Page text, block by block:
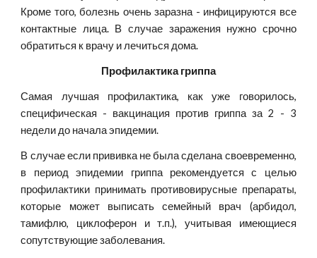
Кроме того, болезнь очень заразна - инфицируются все
контактные лица. В случае заражения нужно срочно
обратиться к врачу и лечиться дома.
Профилактика гриппа
Самая лучшая профилактика, как уже говорилось,
специфическая - вакцинация против гриппа за 2 - 3
недели до начала эпидемии.
В случае если прививка не была сделана своевременно,
в период эпидемии гриппа рекомендуется с целью
профилактики принимать противовирусные препараты,
которые может выписать семейный врач (арбидол,
тамифлю, циклоферон и т.п.), учитывая имеющиеся
сопутствующие заболевания.